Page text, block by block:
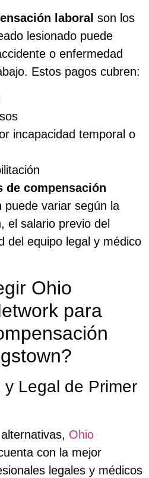
laboral son los
lesionado puede
o enfermedad
Estos pagos cubren:
incapacidad temporal o
de compensación
puede variar según la
el salario previo del
del equipo legal y médico
Ohio
para
Legal de Primer
Ohio
con la mejor
legales y médicos